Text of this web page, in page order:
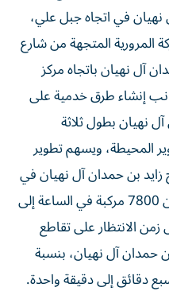
في اتجاه جبل علي،
الحركة المرورية المتجهة من شارع
آل نهيان باتجاه مركز
إنشاء طرق خدمية على
نهيان بطول ثلاثة
المحيطة، ويسهم تطوير
زايد بن حمدان آل نهيان في
زيادة الطاقة الاستيعابية للشارع من 7800 مركبة في الساعة إلى
زمن الانتظار على تقاطع
حمدان آل نهيان، بنسبة